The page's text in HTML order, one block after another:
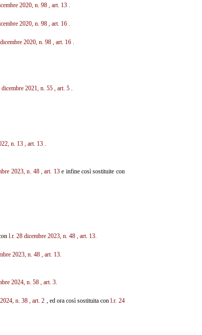
2020, n. 98 , art. 13.
2020, n. 98 , art. 16.
2020, n. 98 , art. 16.
dicembre 2021, n. 55 , art. 5.
n. 13 , art. 13.
2023, n. 48 , art. 13e infine così sostituite con
l.r. 28 dicembre 2023, n. 48 , art. 13.
2023, n. 48 , art. 13.
2024, n. 58 , art. 3.
n. 38 , art. 2 , ed ora così sostituita conl.r. 24